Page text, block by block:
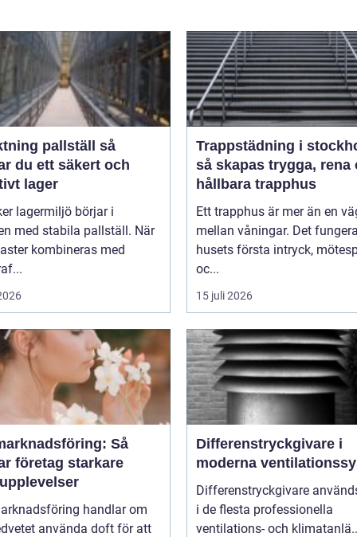
pallställ så
du ett säkert och
lager
lagermiljö börjar i
med stabila pallställ. När
kombineras med
Trappstädning i
så skapas trygga, rena
hållbara trapphus
Ett trapphus är mer än en
mellan våningar. Det
husets första intryck,
oc...
15 juli 2026
Så
företag starkare
handlar om
använda doft för att
Differenstryckgivare i
moderna
Differenstryckgivare
i de flesta professionella
ventilations- och